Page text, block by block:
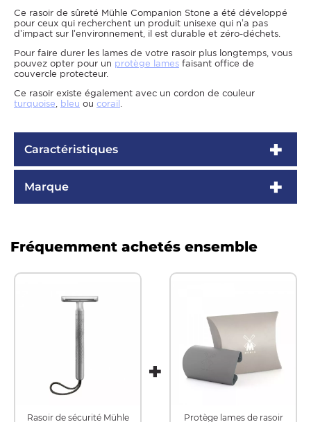
Ce rasoir de sûreté Mühle Companion Stone a été développé
pour ceux qui recherchent un produit unisexe qui n’a pas
d’impact sur l’environnement, il est durable et zéro-déchets.
Pour faire durer les lames de votre rasoir plus longtemps, vous
pouvez opter pour un protège lames faisant office de
couvercle protecteur.
Ce rasoir existe également avec un cordon de couleur
turquoise, bleu ou corail .
Caractéristiques
Marque
Fréquemment achetés ensemble
Rasoir de sécurité Mühle Protège lames de rasoir